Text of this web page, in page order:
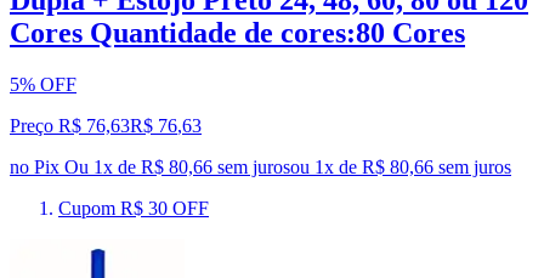
Cores Quantidade de cores:80 Cores
5% OFF
Preço R$ 76,63R$ 76,63
no Pix Ou 1x de R$ 80,66 sem jurosou 1x de R$ 80,66 sem juros
Cupom R$ 30 OFF